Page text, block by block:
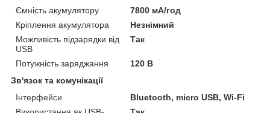
Ємність акумулятору
7800 мА/год
Кріплення акумулятора
Незнімний
Можливість підзарядки від
USB
Так
Потужність заряджання
120 В
Зв'язок та комунікації
Інтерфейси
Bluetooth, micro USB, Wi-Fi